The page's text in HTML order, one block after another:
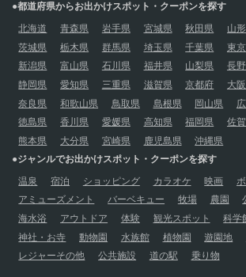
●都道府県からお出かけスポット・クーポンを探す
北海道
青森県 岩手県 宮城県 秋田県 山
茨城県
栃木県 群馬県 埼玉県 千葉県 東
新潟県
富山県 石川県 福井県 山梨県 長
静岡県
愛知県 三重県 滋賀県 京都府 大
奈良県
和歌山県 鳥取県 島根県 岡山県
徳島県
香川県 愛媛県 高知県 福岡県 佐
熊本県
大分県 宮崎県 鹿児島県
沖縄県
●ジャンルでお出かけスポット・クーポンを探す
温泉
宿泊 ショッピング カラオケ 映画
アミューズメント
バーベキュー 牧場 農園
海水浴
アウトドア 体験 観光スポット 科学
神社・お寺
動物園 水族館 植物園 遊園地
レジャーその他
公共施設 道の駅 乗り物